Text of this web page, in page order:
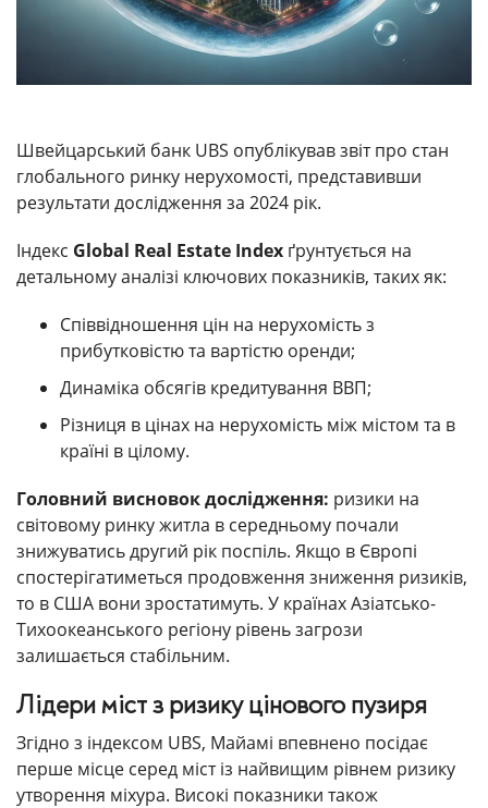
Швейцарський банк UBS опублікував звіт про стан
глобального ринку нерухомості, представивши
результати дослідження за 2024 рік.
Індекс Global Real Estate Index ґрунтується на
детальному аналізі ключових показників, таких як:
Співвідношення цін на нерухомість з
прибутковістю та вартістю оренди;
Динаміка обсягів кредитування ВВП;
Різниця в цінах на нерухомість між містом та в
країні в цілому.
Головний висновок дослідження: ризики на
світовому ринку житла в середньому почали
знижуватись другий рік поспіль. Якщо в Європі
спостерігатиметься продовження зниження ризиків,
то в США вони зростатимуть. У країнах Азіатсько-
Тихоокеанського регіону рівень загрози
залишається стабільним.
Лідери міст з ризику цінового пузиря
Згідно з індексом UBS, Майамі впевнено посідає
перше місце серед міст із найвищим рівнем ризику
утворення міхура. Високі показники також